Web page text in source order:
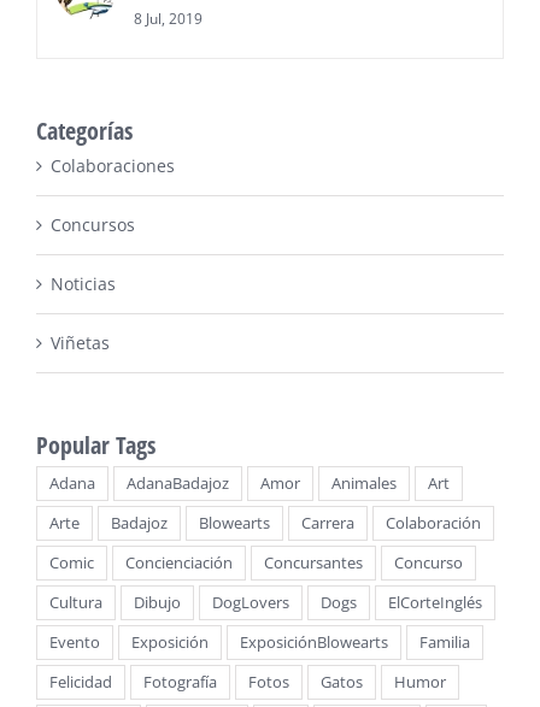
8 Jul, 2019
Categorías
Colaboraciones
Concursos
Noticias
Viñetas
Popular Tags
Adana AdanaBadajoz Amor Animales
Art
Arte
Badajoz Blowearts Carrera
Colaboración
Comic
Concienciación Concursantes
Concurso
Cultura
Dibujo DogLovers Dogs
ElCorteInglés
Evento
Exposición ExposiciónBlowearts
Familia
Felicidad
Fotografía Fotos Gatos
Humor